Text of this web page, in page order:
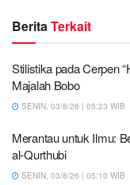
BeritaTerkait
Stilistika pada Cerpen
Majalah Bobo
SENIN, 03/8/26 | 05:23 WIB
Merantau untuk Ilmu:
al-Qurthubi
SENIN, 03/8/26 | 05:10 WIB